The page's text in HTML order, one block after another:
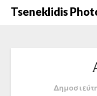
Μετάβαση
Tseneklidis